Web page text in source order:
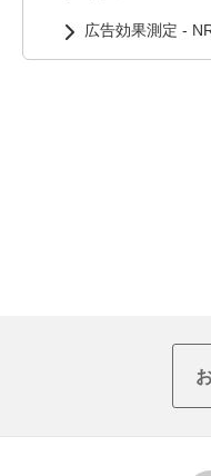
広告効果測定 -